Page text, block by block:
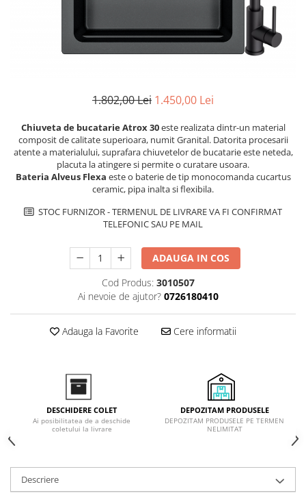
Cu montare pe perete
Incorporate
Integrate in tavan
Masini de spalat vase
Complet incorporabile
Partial incorporabile
Domino( seturi modulare)
Inductie
Masini de spalat rufe slim
(adancime 40-47 cm)
1.802,00 Lei 1.450,00 Lei
Chiuveta de bucatarie Atrox 30este realizata dintr-un material
composit de calitate superioara, numit Granital. Datorita procesarii
atente a materialului, suprafara chiuvetelor de bucatarie este neteda,
placuta la atingere si permite o curatare usoara.
Bateria Alveus Flexa este o baterie de tip monocomanda cucartus
ceramic, pipa inalta si flexibila.
STOC FURNIZOR - TERMENUL DE LIVRARE VA FI CONFIRMAT
TELEFONIC SAU PE MAIL
ADAUGA IN COS
Cod Produs: 3010507
Ai nevoie de ajutor? 0726180410
Adauga la Favorite Cere informatii
DESCHIDERE COLET
Ai posibilitatea de a deschide
coletului la livrare
DEPOZITAM PRODUSELE
DEPOZITAM PRODUSELE PE TERMEN
NELIMITAT
Descriere